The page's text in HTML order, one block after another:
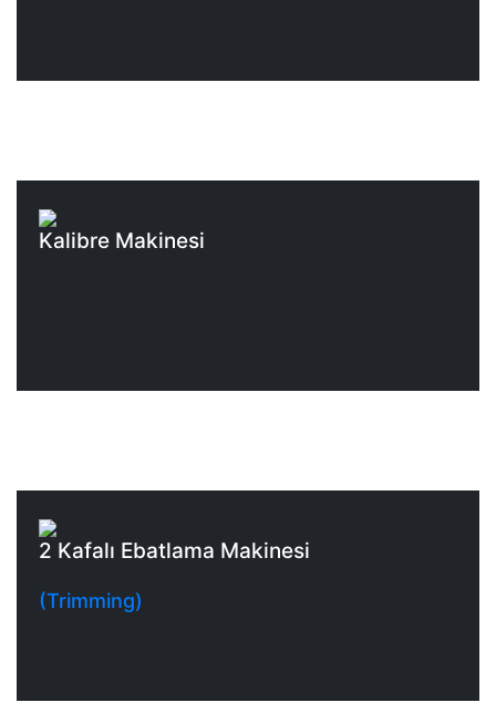
Kalibre Makinesi
2 Kafalı Ebatlama Makinesi
(Trimming)